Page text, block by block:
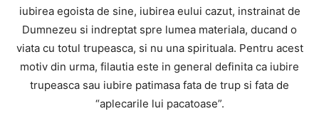
iubirea egoista de sine, iubirea eului cazut, instrainat de
Dumnezeu si indreptat spre lumea materiala, ducand o
viata cu totul trupeasca, si nu una spirituala. Pentru acest
motiv din urma, filautia este in general definita ca iubire
trupeasca sau iubire patimasa fata de trup si fata de
“aplecarile lui pacatoase”.